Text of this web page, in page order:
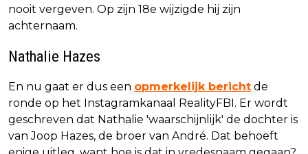
nooit vergeven. Op zijn 18e wijzigde hij zijn
achternaam.
Nathalie Hazes
En nu gaat er dus een opmerkelijk bericht de
ronde op het Instagramkanaal RealityFBI. Er wordt
geschreven dat Nathalie 'waarschijnlijk' de dochter is
van Joop Hazes, de broer van André. Dat behoeft